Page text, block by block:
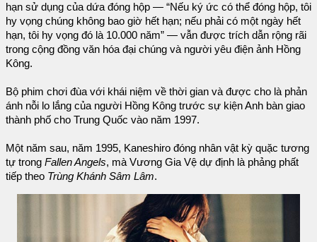
hạn sử dụng của dứa đóng hộp — “Nếu ký ức có thể đóng hộp, tôi
hy vọng chúng không bao giờ hết hạn; nếu phải có một ngày hết
hạn, tôi hy vọng đó là 10.000 năm” — vẫn được trích dẫn rộng rãi
trong cộng đồng văn hóa đại chúng và người yêu điện ảnh Hồng
Kông.
Bộ phim chơi đùa với khái niệm về thời gian và được cho là phản
ánh nỗi lo lắng của người Hồng Kông trước sự kiện Anh bàn giao
thành phố cho Trung Quốc vào năm 1997.
Một năm sau, năm 1995, Kaneshiro đóng nhân vật kỳ quặc tương
tự trong Fallen Angels, mà Vương Gia Vệ dự định là phảng phất
tiếp theo Trùng Khánh Sâm Lâm.